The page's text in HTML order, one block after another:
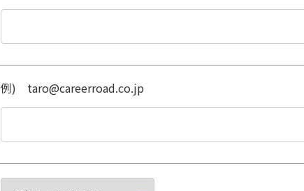
例) taro@careerroad.co.jp